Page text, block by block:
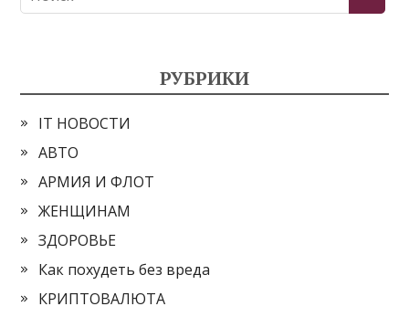
РУБРИКИ
IT НОВОСТИ
АВТО
АРМИЯ И ФЛОТ
ЖЕНЩИНАМ
ЗДОРОВЬЕ
Как похудеть без вреда
КРИПТОВАЛЮТА